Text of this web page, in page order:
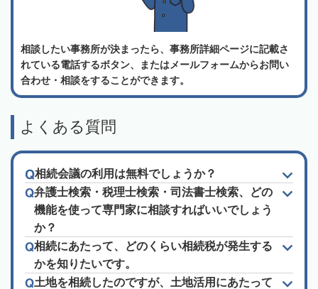
相談したい事務所が決まったら、事務所詳細ページに記載さ
れている電話するボタン、またはメールフォームからお問い
合わせ・相談をすることができます。
よくある質問
相続会議の利用は無料でしょうか？
弁護士検索・税理士検索・司法書士検索、どの
機能を使って専門家に相談すればいいでしょう
か？
相続にあたって、どのくらい相続税が発生する
かを知りたいです。
土地を相続したのですが、土地活用にあたって